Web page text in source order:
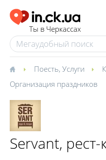
Ты в Черкассах
Поесть, Услуги
Организация праздников
Servant, рест-